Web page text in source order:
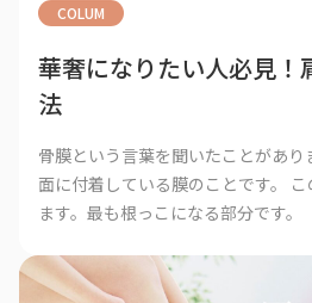
COLUM
華奢になりたい人必見！
法
骨膜という言葉を聞いたことがあ
面に付着している膜のことです。
ます。最も根っこになる部分です。